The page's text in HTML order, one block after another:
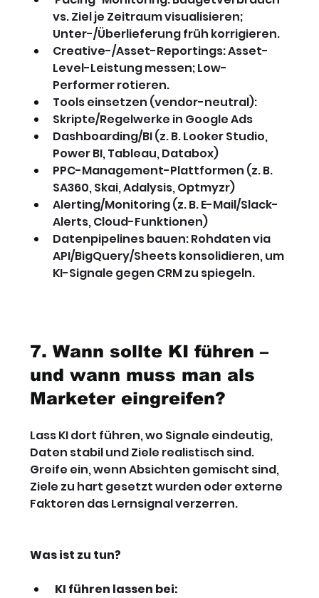
vs. Ziel je Zeitraum visualisieren;
Unter-/Überlieferung früh korrigieren.
Creative-/Asset-Reportings: Asset-
Level-Leistung messen; Low-
Performer rotieren.
Tools einsetzen (vendor-neutral):
Skripte/Regelwerke in Google Ads
Dashboarding/BI (z. B. Looker Studio,
Power BI, Tableau, Databox)
PPC-Management-Plattformen (z. B.
SA360, Skai, Adalysis, Optmyzr)
Alerting/Monitoring (z. B. E-Mail/Slack-
Alerts, Cloud-Funktionen)
Datenpipelines bauen: Rohdaten via
API/BigQuery/Sheets konsolidieren, um
KI-Signale gegen CRM zu spiegeln.
7. Wann sollte KI führen –
und wann muss man als
Marketer eingreifen?
Lass KI dort führen, wo Signale eindeutig,
Daten stabil und Ziele realistisch sind.
Greife ein, wenn Absichten gemischt sind,
Ziele zu hart gesetzt wurden oder externe
Faktoren das Lernsignal verzerren.
Was ist zu tun?
KI führen lassen bei: